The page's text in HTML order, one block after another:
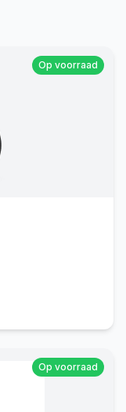
Op voorraad
Op voorraad